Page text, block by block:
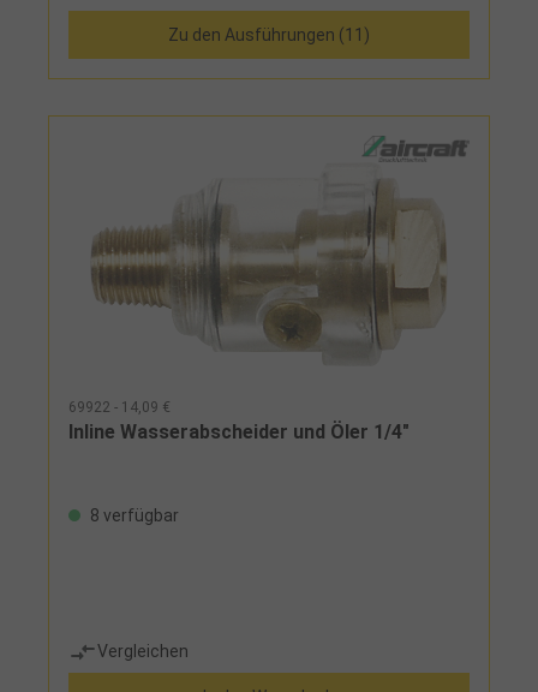
Zu den Ausführungen (11)
69922 - 14,09 €
Inline Wasserabscheider und Öler 1/4"
8 verfügbar
Vergleichen